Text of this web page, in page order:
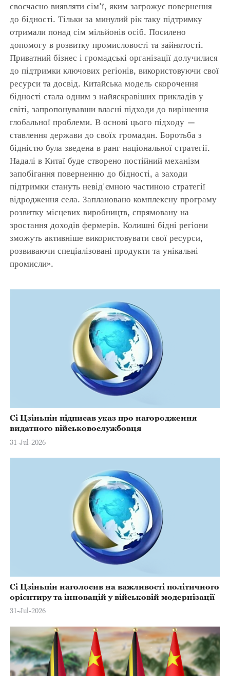
своєчасно виявляти сім'ї, яким загрожує повернення
до бідності. Тільки за минулий рік таку підтримку
отримали понад сім мільйонів осіб. Посилено
допомогу в розвитку промисловості та зайнятості.
Приватний бізнес і громадські організації долучилися
до підтримки ключових регіонів, використовуючи свої
ресурси та досвід. Китайська модель скорочення
бідності стала одним з найяскравіших прикладів у
світі, запропонувавши власні підходи до вирішення
глобальної проблеми. В основі цього підходу —
ставлення держави до своїх громадян. Боротьба з
бідністю була зведена в ранг національної стратегії.
Надалі в Китаї буде створено постійний механізм
запобігання поверненню до бідності, а заходи
підтримки стануть невід'ємною частиною стратегії
відродження села. Заплановано комплексну програму
розвитку місцевих виробництв, спрямовану на
зростання доходів фермерів. Колишні бідні регіони
зможуть активніше використовувати свої ресурси,
розвиваючи спеціалізовані продукти та унікальні
промисли».
Сі Цзіньпін підписав указ про нагородження
видатного військовослужбовця
31-Jul-2026
Сі Цзіньпін наголосив на важливості політичного
орієнтиру та інновацій у військовій модернізації
31-Jul-2026